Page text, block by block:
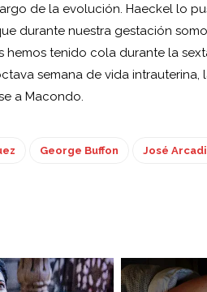
de la evolución. Haeckel lo
durante nuestra gestación
hemos tenido cola durante la
semana de vida intrauterina,
a Macondo.
George Buffon José